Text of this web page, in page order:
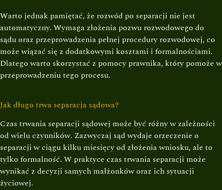
Warto jednak pamiętać, że rozwód po separacji nie jest
automatyczny. Wymaga złożenia pozwu rozwodowego do
sądu oraz przeprowadzenia pełnej procedury rozwodowej, co
może wiązać się z dodatkowymi kosztami i formalnościami.
Dlatego warto skorzystać z pomocy prawnika, który pomoże w
przeprowadzeniu tego procesu.
Jak długo trwa separacja sądowa?
Czas trwania separacji sądowej może być różny w zależności
od wielu czynników. Zazwyczaj sąd wydaje orzeczenie o
separacji w ciągu kilku miesięcy od złożenia wniosku, ale to
tylko formalność. W praktyce czas trwania separacji może
wynikać z decyzji samych małżonków oraz ich sytuacji
życiowej.